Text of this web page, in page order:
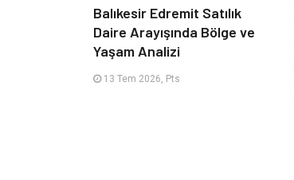
Balıkesir Edremit Satılık
Daire Arayışında Bölge ve
Yaşam Analizi
13 Tem 2026, Pts